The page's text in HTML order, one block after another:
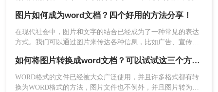
是有很多快速且好用的方法的，今天就来教大家图片转word怎
么转。
图片如何成为word文档？四个好用的方法分享！
在现代社会中，图片和文字的结合已经成为了一种常见的表达
方式。我们可以通过图片来传达各种信息，比如广告、宣传等
处理，这时候就需要把图片中的文字转换成word文档。下面给
大家介绍四种常见的方法，帮助你解决图片如何成为word文
档，一起来学习吧！
如何将图片转换成word文档？可以试试这三个方法！
WORD格式的文件已经被大众广泛使用，并且许多格式都有转
换为WORD格式的方法，图片文件也不例外，并且图片转为的